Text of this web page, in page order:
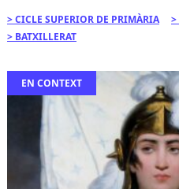
CICLE SUPERIOR DE PRIMÀRIA
BATXILLERAT
EN CONTEXT